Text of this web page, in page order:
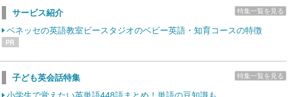
特集一覧を見る
サービス紹介
ベネッセの英語教室ビースタジオのベビー英語・知育コースの特徴
特集一覧を見る
子ども英会話特集